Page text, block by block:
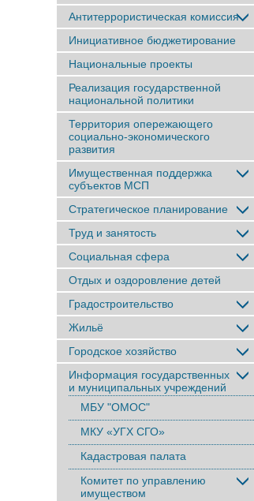
Антитеррористическая комиссия
Инициативное бюджетирование
Национальные проекты
Реализация государственной
национальной политики
Территория опережающего
социально-экономического
развития
Имущественная поддержка
субъектов МСП
Стратегическое планирование
Труд и занятость
Социальная сфера
Отдых и оздоровление детей
Градостроительство
Жильё
Городское хозяйство
Информация государственных
и муниципальных учреждений
МБУ "ОМОС"
МКУ «УГХ СГО»
Кадастровая палата
Комитет по управлению
имуществом